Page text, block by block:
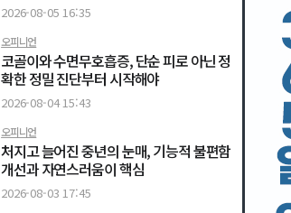
2026-08-05 16:35
오피니언
코골이와 수면무호흡증, 단순 피로 아닌 정
확한 정밀 진단부터 시작해야
2026-08-04 15:43
오피니언
처지고 늘어진 중년의 눈매, 기능적 불편함
개선과 자연스러움이 핵심
2026-08-03 17:45